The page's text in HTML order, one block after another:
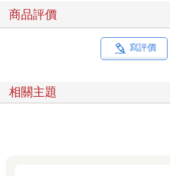
商品評價
寫評價
相關主題